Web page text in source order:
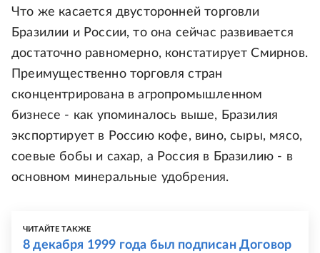
Что же касается двусторонней торговли
Бразилии и России, то она сейчас развивается
достаточно равномерно, констатирует Смирнов.
Преимущественно торговля стран
сконцентрирована в агропромышленном
бизнесе - как упоминалось выше, Бразилия
экспортирует в Россию кофе, вино, сыры, мясо,
соевые бобы и сахар, а Россия в Бразилию - в
основном минеральные удобрения.
ЧИТАЙТЕ ТАКЖЕ
8 декабря 1999 года был подписан Договор